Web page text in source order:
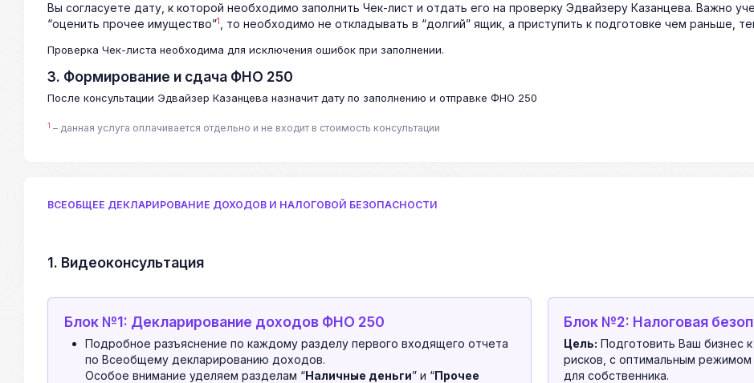
Вы согласуете дату, к которой необходимо заполнить Чек-лист и отдать его на проверку Эдвайзеру Казанцева. Важно
“оценить прочее имущество”1 , то необходимо не откладывать в “долгий” ящик, а приступить к подготовке чем раньше,
Проверка Чек-листа необходима для исключения ошибок при заполнении.
3. Формирование и сдача ФНО 250
После консультации Эдвайзер Казанцева назначит дату по заполнению и отправке ФНО 250
1 – данная услуга оплачивается отдельно и не входит в стоимость консультации
ВСЕОБЩЕЕ ДЕКЛАРИРОВАНИЕ ДОХОДОВ И НАЛОГОВОЙ БЕЗОПАСНОСТИ
1. Видеоконсультация
Блок №1: Декларирование доходов ФНО 250
Подробное разъяснение по каждому разделу первого входящего отчета
по Всеобщему декларированию доходов.
Особое внимание уделяем разделам “Наличные деньги” и “Прочее
Блок №2: Налоговая
Цель: Подготовить Ваш бизнес
рисков, с оптимальным
для собственника.